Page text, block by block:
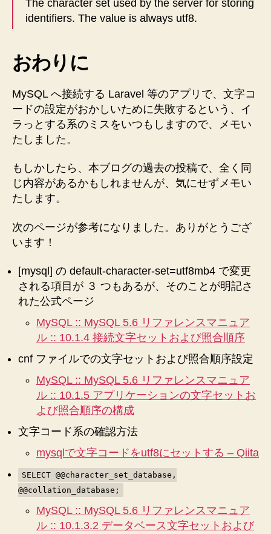
The character set used by the server for storing
identifiers. The value is always utf8.
おわりに
MySQL へ接続する Laravel 等のアプリで、文字コ
ードの設定がおかしいために失敗するという、イ
ラっとする系のミスをいつもしますので、メモい
たしました。
もしかしたら、本ブログの過去の投稿で、全く同
じ内容があるかもしれませんが、気にせずメモい
たします。
次のページが参考になりました。ありがとうござ
います！
[mysql] の default-character-set=utf8mb4 で変更
される項目が ３ つもあるが、そのことが明記さ
れた公式ページ
MySQL :: MySQL 5.6 リファレンスマニュア
ル :: 10.1.4 接続文字セットおよび照合順序
cnf ファイルでの文字セットおよび照合順序設定
MySQL :: MySQL 5.6 リファレンスマニュア
ル :: 10.1.5 アプリケーションの文字セットお
よび照合順序の構成
文字コード系の確認方法
mysqlで文字コードをutf8にセットする – Qiita
SELECT @@character_set_database,
@@collation_database;
MySQL :: MySQL 5.6 リファレンスマニュア
ル :: 10.1.3.2 データベース文字セットおよび